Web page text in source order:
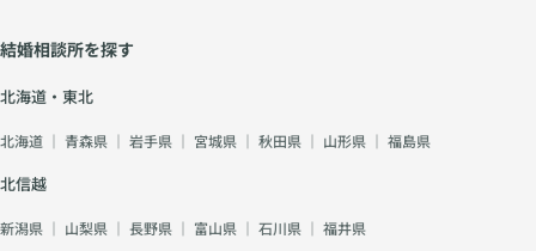
結婚相談所を探す
北海道・東北
北海道 ｜ 青森県 ｜ 岩手県 ｜ 宮城県 ｜ 秋田県 ｜ 山形県 ｜ 福島県
北信越
新潟県 ｜ 山梨県 ｜ 長野県 ｜ 富山県 ｜ 石川県 ｜ 福井県